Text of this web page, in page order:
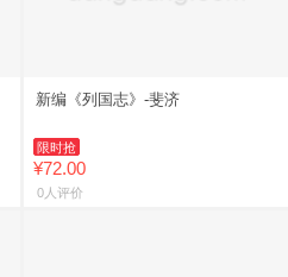
新编《列国志》-斐济
限时抢
¥72.00
0人评价